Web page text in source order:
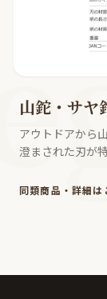
山鉈・サヤ
アウトドアから
澄まされた刃が特
同類商品・詳細は